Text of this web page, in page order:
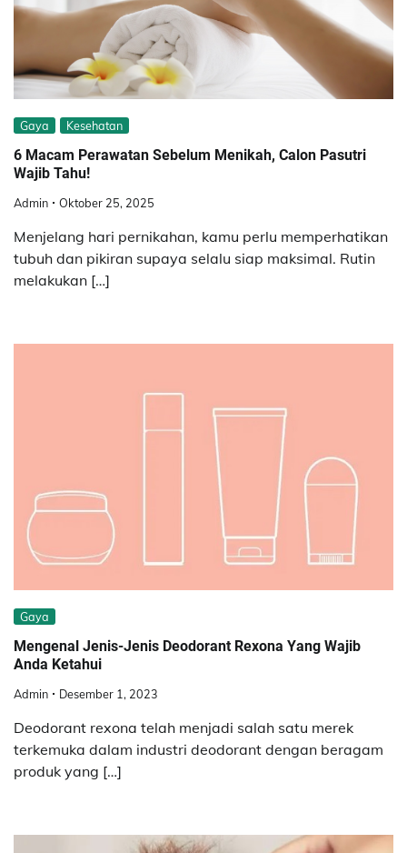
Gaya Kesehatan
6 Macam Perawatan Sebelum Menikah, Calon Pasutri
Wajib Tahu!
Admin Oktober 25, 2025
Menjelang hari pernikahan, kamu perlu memperhatikan
tubuh dan pikiran supaya selalu siap maksimal. Rutin
melakukan […]
Gaya
Mengenal Jenis-Jenis Deodorant Rexona Yang Wajib
Anda Ketahui
Admin Desember 1, 2023
Deodorant rexona telah menjadi salah satu merek
terkemuka dalam industri deodorant dengan beragam
produk yang […]